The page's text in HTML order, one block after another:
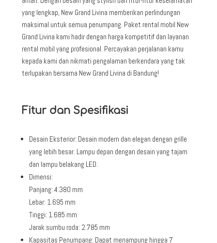
yang lengkap, New Grand Livina memberikan perlindungan
maksimal untuk semua penumpang. Paket rental mobil New
Grand Livina kami hadir dengan harga kompetitif dan layanan
rental mobil yang profesional. Percayakan perjalanan kamu
kepada kami dan nikmati pengalaman berkendara yang tak
terlupakan bersama New Grand Livina di Bandung!
Fitur dan Spesifikasi
Desain Eksterior: Desain modern dan elegan dengan grille
yang lebih besar. Lampu depan dengan desain yang tajam
dan lampu belakang LED.
Dimensi:
Panjang: 4.380 mm
Lebar: 1.695 mm
Tinggi: 1.685 mm
Jarak sumbu roda: 2.785 mm
Kapasitas Penumpang: Dapat menampung hingga 7